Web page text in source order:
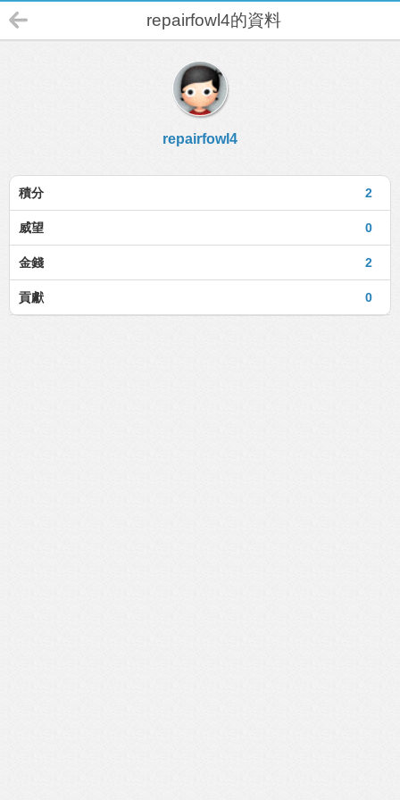
repairfowl4的資料
repairfowl4
2
積分
0
威望
2
金錢
0
貢獻